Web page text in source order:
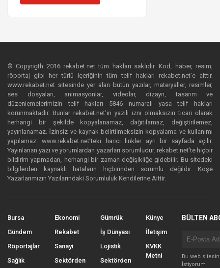
© Copyrigth 2016 rekabet.net tüm hakları saklıdır. Kod, haber, resim,
röportaj gibi her türlü içeriğinin tüm telif hakları rekabet.net’e aittir.
www.rekabet.net sitesinde yer alan bütün yazılar, materyaller, resimler,
ses dosyaları, animasyonlar, videolar, dizayn, tasarım ve
düzenlemelerimizin telif hakları 5846 numaralı yasa telif hakları
korunmaktadır. Bunlar rekabet.net’in yazılı izni olmaksızın ticari olarak
herhangi bir şekilde kopyalanamaz, dağıtılamaz, değiştirilemez,
yayınlanamaz. İzinsiz ve kaynak belirtilmeksizin kopyalama ve kullanımı
yapılamaz. www.rekabet.net’teki harici linkler ayrı bir sayfada açılır.
Yayınlanan yazı ve yorumlardan yazarları sorumludur. rekabet.net’te hiçbir
bildirim yapmadan, herhangi bir zaman değişikliğe gidebilir. Bu sitedeki
bilgilerden kaynaklı hataların hiçbirinden sorumlu değildir. Köşe
Yazarlarımızın Yazılarındaki Sorumluluk Kendilerine Aittir.
Bursa
Gündem
Röportajlar
Sağlık
Ekonomi
Rekabet
Sanayi
Sektörden
Gümrük
İş Dünyası
Lojistik
Sektörden
Künye
İletişim
KVKK
Metni
BÜLTEN
Bu web
İstiyorum